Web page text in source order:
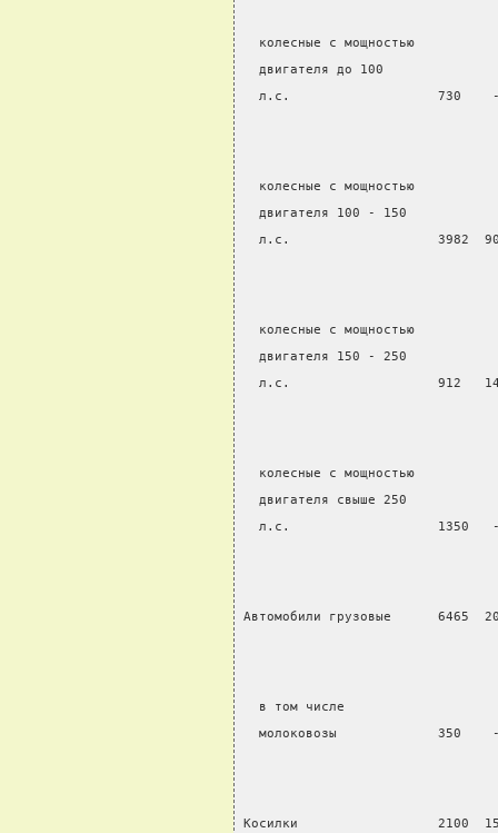
  колесные с мощностью
  двигателя до 100
л.с.                   730
  колесные с мощностью
  двигателя 100 - 150
л.с.                   3982
  колесные с мощностью
  двигателя 150 - 250
л.с.                   912
  колесные с мощностью
  двигателя свыше 250
л.с.                   1350
Автомобили грузовые      6465
  в том числе
молоковозы             350
Косилки                  2100